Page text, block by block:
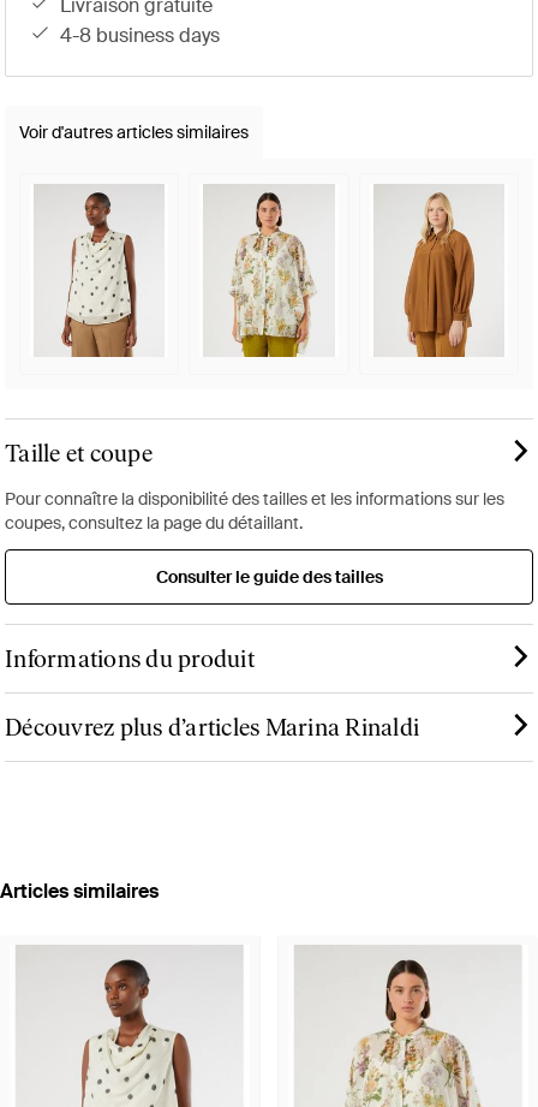
4-8 business days
Voir d'autres articles similaires
Taille et coupe
Pour connaître la disponibilité des tailles et les informations sur les
coupes, consultez la page du détaillant.
Consulter le guide des tailles
Informations du produit
Découvrez plus d’articles Marina Rinaldi
Articles similaires